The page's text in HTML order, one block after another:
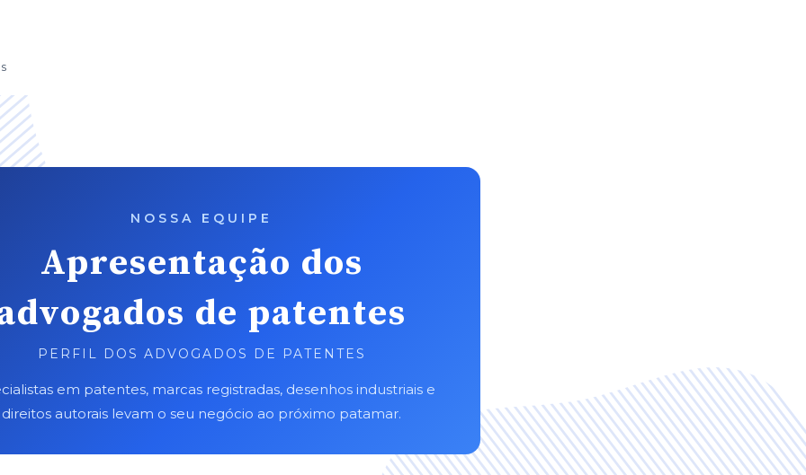
NOSSA EQUIPE
Apresentação dos
de patentes
PERFIL DOS ADVOGADOS DE PATENTES
em patentes, marcas registradas, desenhos industriais e
direitos autorais levam o seu negócio ao próximo patamar.